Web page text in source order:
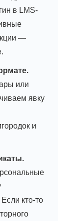
в LMS-
—
или
явку
и
кто-то